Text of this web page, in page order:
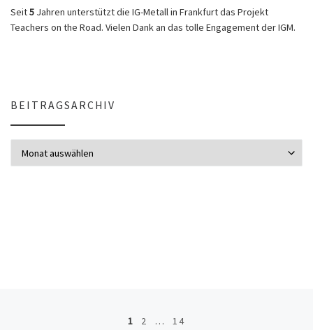
Seit5 Jahren unterstützt die IG-Metall in Frankfurt das Projekt
Teachers on the Road. Vielen Dank an das tolle Engagement der IGM.
BEITRAGSARCHIV
Beitragsnavigation
1 2 … 14